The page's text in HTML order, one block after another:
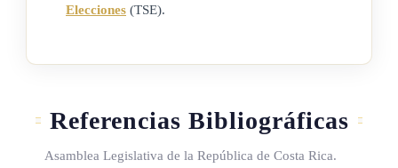
correspondientes a los recursos con los que contarán los
concejos municipales de distrito.
Elecciones (TSE).
Referencias Bibliográficas
Asamblea Legislativa de la República de Costa Rica.